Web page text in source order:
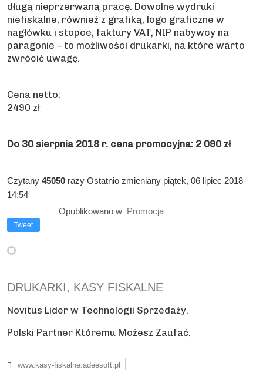
długą nieprzerwaną pracę. Dowolne wydruki
niefiskalne, również z grafiką, logo graficzne w
nagłówku i stopce, faktury VAT, NIP nabywcy na
paragonie – to możliwości drukarki, na które warto
zwrócić uwagę.
Cena netto:
2490 zł
Do 30 sierpnia 2018 r. cena promocyjna: 2 090 zł
Czytany 45050 razy Ostatnio zmieniany piątek, 06 lipiec 2018
14:54
Tweet
Opublikowano w Promocja
DRUKARKI, KASY FISKALNE
Novitus Lider w Technologii Sprzedaży.
Polski Partner Któremu Możesz Zaufać.
www.kasy-fiskalne.adeesoft.pl